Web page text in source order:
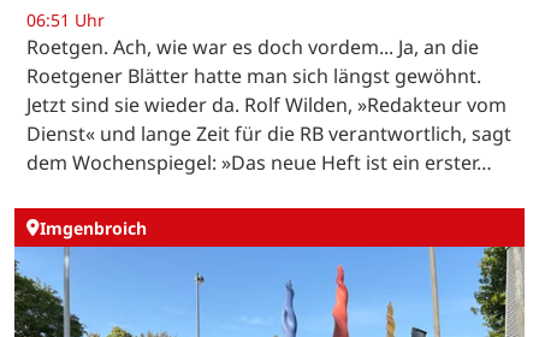
06:51 Uhr
Roetgen. Ach, wie war es doch vordem... Ja, an die
Roetgener Blätter hatte man sich längst gewöhnt.
Jetzt sind sie wieder da. Rolf Wilden, »Redakteur vom
Dienst« und lange Zeit für die RB verantwortlich, sagt
dem Wochenspiegel: »Das neue Heft ist ein erster…
Imgenbroich